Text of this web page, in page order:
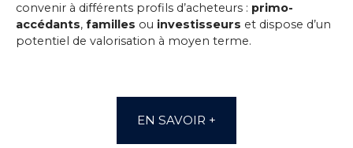
convenir à différents profils d’acheteurs : primo-
accédants, familles ou investisseurs et dispose d’un
potentiel de valorisation à moyen terme.
EN SAVOIR +